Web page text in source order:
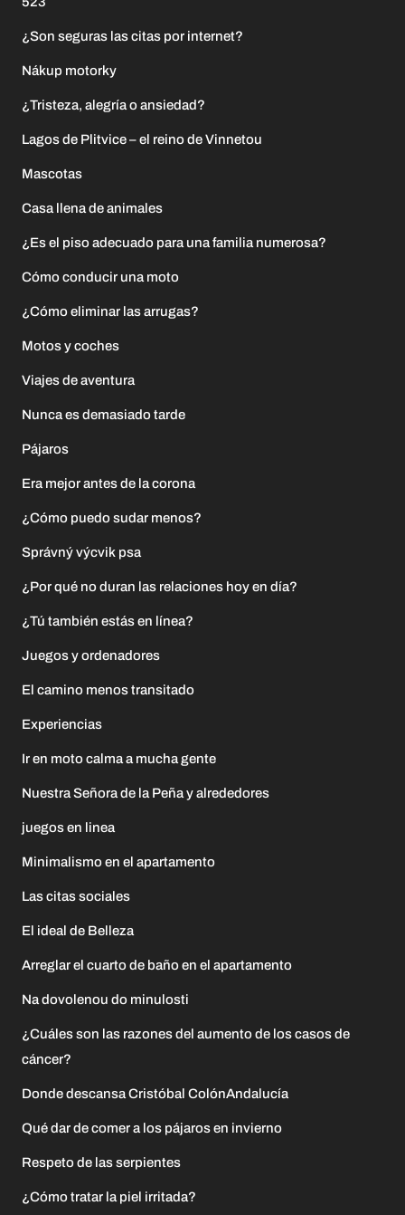
¿Son seguras las citas por internet?
Nákup motorky
¿Tristeza, alegría o ansiedad?
Lagos de Plitvice – el reino de Vinnetou
Mascotas
Casa llena de animales
¿Es el piso adecuado para una familia numerosa?
Cómo conducir una moto
¿Cómo eliminar las arrugas?
Motos y coches
Viajes de aventura
Nunca es demasiado tarde
Pájaros
Era mejor antes de la corona
¿Cómo puedo sudar menos?
Správný výcvik psa
¿Por qué no duran las relaciones hoy en día?
¿Tú también estás en línea?
Juegos y ordenadores
El camino menos transitado
Experiencias
Ir en moto calma a mucha gente
Nuestra Señora de la Peña y alrededores
juegos en linea
Minimalismo en el apartamento
Las citas sociales
El ideal de Belleza
Arreglar el cuarto de baño en el apartamento
Na dovolenou do minulosti
¿Cuáles son las razones del aumento de los casos de
cáncer?
Donde descansa Cristóbal ColónAndalucía
Qué dar de comer a los pájaros en invierno
Respeto de las serpientes
¿Cómo tratar la piel irritada?